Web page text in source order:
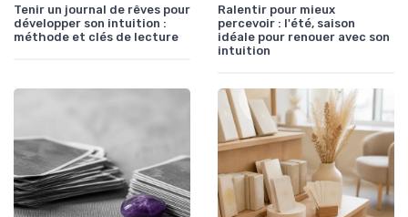
Tenir un journal de rêves pour
développer son intuition :
méthode et clés de lecture
Ralentir pour mieux
percevoir : l'été, saison
idéale pour renouer avec son
intuition